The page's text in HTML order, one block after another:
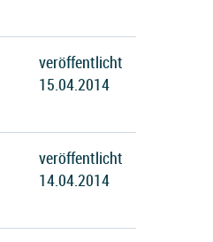
veröffentlicht
15.04.2014
veröffentlicht
14.04.2014